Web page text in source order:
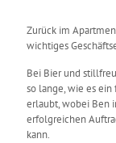
Zurück im
wichtiges
Bei Bier und
so lange, wie es
erlaubt, wobei Ben
erfolgreichen
kann.